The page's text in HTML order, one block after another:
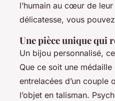
l’humain au cœur de
délicatesse, vous
Une pièce unique qui
Un bijou personnalisé,
Que ce soit une
entrelacées d’un
l’objet en talisman.